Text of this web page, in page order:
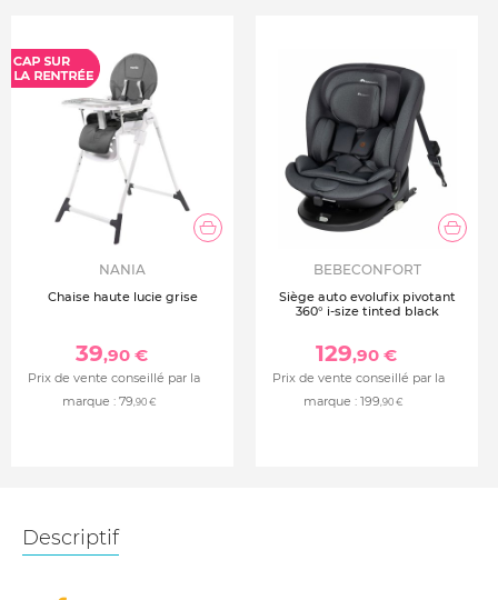
NANIA
Chaise haute lucie grise
39,90 €
Prix de vente conseillé par la
marque : 79 ,90 €
BEBECONFORT
Siège auto evolufix pivotant
360° i-size tinted black
129,90 €
Prix de vente conseillé par la
marque : 199 ,90 €
Descriptif